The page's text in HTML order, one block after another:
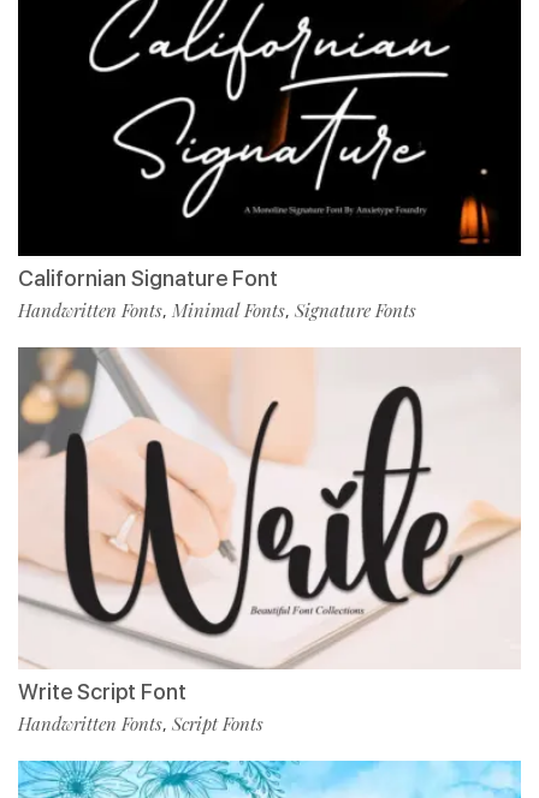
Californian Signature Font
Handwritten Fonts, Minimal Fonts, Signature Fonts
Write Script Font
Handwritten Fonts, Script Fonts